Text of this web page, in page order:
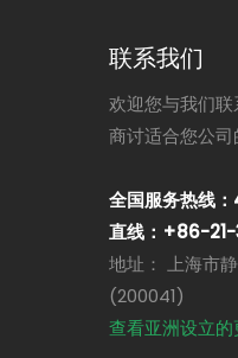
联系我们
欢迎您与我们
商讨适合您公司
全国服务热线
直线：+86-
地址： 上海市
(200041)
查看亚洲设立